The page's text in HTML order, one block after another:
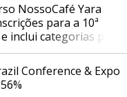
NossoCafé Yara
para a 10ª
inclui categorias para
Conference & Expo